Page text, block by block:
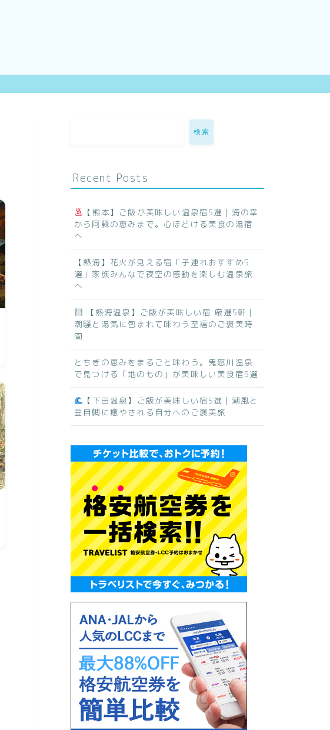
検索
Recent Posts
【熊本】ご飯が美味しい温泉宿5選｜海の幸
から阿蘇の恵みまで。心ほどける美食の湯宿
へ
【熱海】花火が見える宿「子連れおすすめ5
選」家族みんなで夜空の感動を楽しむ温泉旅
へ
【熱海温泉】ご飯が美味しい宿 厳選5軒｜
潮騒と湯気に包まれて味わう至福のご褒美時
間
とちぎの恵みをまるごと味わう。鬼怒川温泉
で見つける「地のもの」が美味しい美食宿5選
【下田温泉】ご飯が美味しい宿5選｜潮風と
金目鯛に癒やされる自分へのご褒美旅